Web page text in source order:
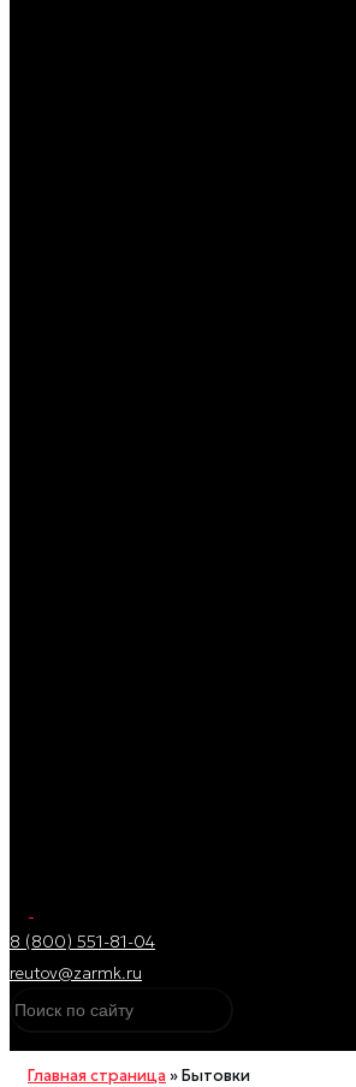
8 (800) 551-81-04
reutov@zarmk.ru
Главная страница »Бытовки